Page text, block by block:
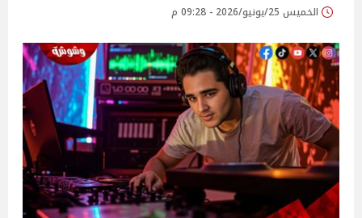
الخميس 25/يونيو/2026 - 09:28 م